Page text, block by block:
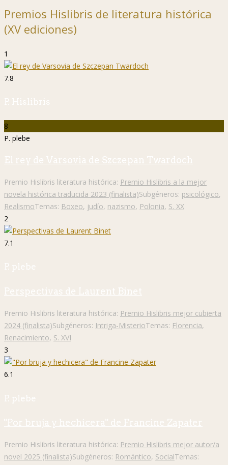
Premios Hislibris de literatura histórica
(XV ediciones)
1
7.8
P. Hislibris
8
P. plebe
El rey de Varsovia de Szczepan Twardoch
Premio Hislibris literatura histórica: Premio Hislibris a la mejor
novela histórica traducida 2023 (finalista)Subgéneros: psicológico,
RealismoTemas: Boxeo, judío, nazismo, Polonia, S. XX
2
7.1
P. plebe
Perspectivas de Laurent Binet
Premio Hislibris literatura histórica: Premio Hislibris mejor cubierta
2024 (finalista)Subgéneros: Intriga-MisterioTemas: Florencia,
Renacimiento, S. XVI
3
6.1
P. plebe
"Por bruja y hechicera" de Francine Zapater
Premio Hislibris literatura histórica: Premio Hislibris mejor autor/a
novel 2025 (finalista)Subgéneros: Romántico, SocialTemas: